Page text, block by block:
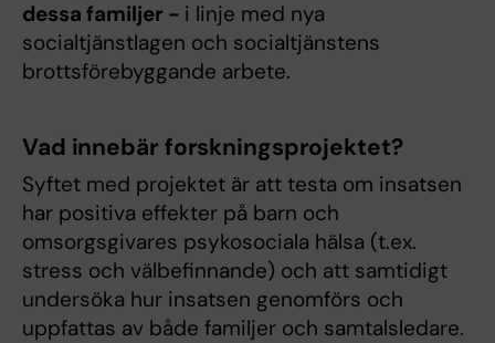
dessa familjer - i linje med nya
socialtjänstlagen och socialtjänstens
brottsförebyggande arbete.
Vad innebär forskningsprojektet?
Syftet med projektet är att testa om insatsen
har positiva effekter på barn och
omsorgsgivares psykosociala hälsa (t.ex.
stress och välbefinnande) och att samtidigt
undersöka hur insatsen genomförs och
uppfattas av både familjer och samtalsledare.